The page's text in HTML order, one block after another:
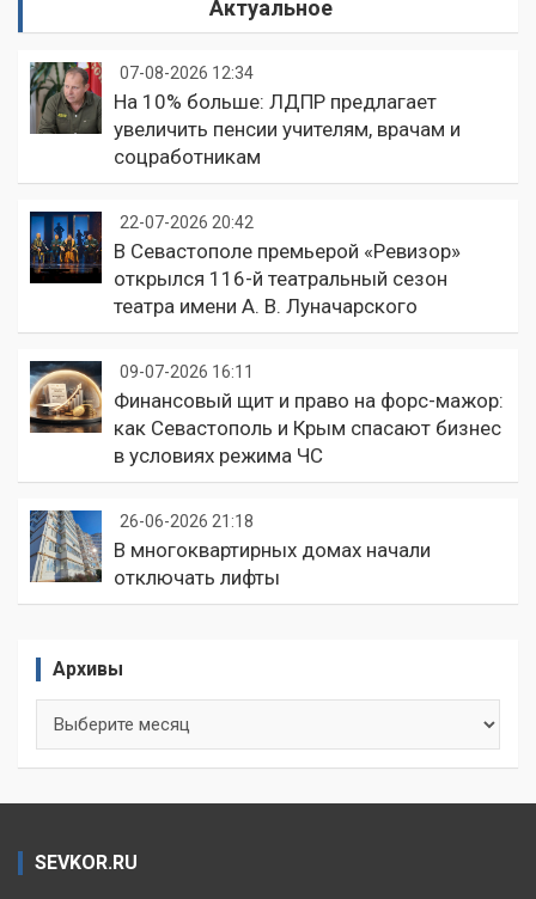
Актуальное
07-08-2026 12:34
На 10% больше: ЛДПР предлагает
увеличить пенсии учителям, врачам и
соцработникам
22-07-2026 20:42
В Севастополе премьерой «Ревизор»
открылся 116-й театральный сезон
театра имени А. В. Луначарского
09-07-2026 16:11
Финансовый щит и право на форс-мажор:
как Севастополь и Крым спасают бизнес
в условиях режима ЧС
26-06-2026 21:18
В многоквартирных домах начали
отключать лифты
Архивы
SEVKOR.RU